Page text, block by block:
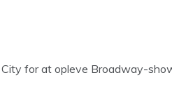
for at opleve Broadway-